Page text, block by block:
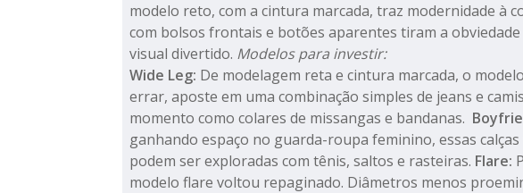
modelo reto, com a cintura marcada, traz modernidade à
com bolsos frontais e botões aparentes tiram a obviedade
visual divertido. Modelos para investir:
Wide Leg: De modelagem reta e cintura marcada, o
errar, aposte em uma combinação simples de jeans e
momento como colares de missangas e bandanas.
ganhando espaço no guarda-roupa feminino, essas calças
podem ser exploradas com tênis, saltos e rasteiras. Flare:
modelo flare voltou repaginado. Diâmetros menos